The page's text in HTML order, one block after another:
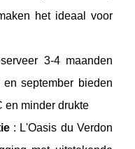
het ideaal voor
3-4 maanden
september bieden
en minder drukte
: L'Oasis du Verdon